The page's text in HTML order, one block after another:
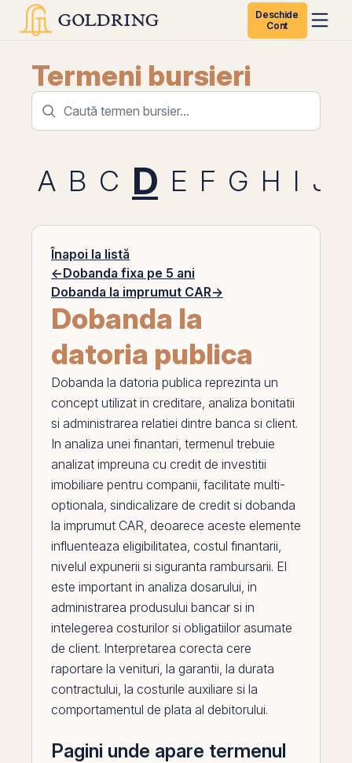
Deschide
Cont
Termeni bursieri
A B C D E F G H I J
Înapoi la listă
←Dobanda fixa pe 5 ani
Dobanda la imprumut CAR→
Dobanda la
datoria publica
Dobanda la datoria publica reprezinta un
concept utilizat in creditare, analiza bonitatii
si administrarea relatiei dintre banca si client.
In analiza unei finantari, termenul trebuie
analizat impreuna cu credit de investitii
imobiliare pentru companii, facilitate multi-
optionala, sindicalizare de credit si dobanda
la imprumut CAR, deoarece aceste elemente
influenteaza eligibilitatea, costul finantarii,
nivelul expunerii si siguranta rambursarii. El
este important in analiza dosarului, in
administrarea produsului bancar si in
intelegerea costurilor si obligatiilor asumate
de client. Interpretarea corecta cere
raportare la venituri, la garantii, la durata
contractului, la costurile auxiliare si la
comportamentul de plata al debitorului.
Pagini unde apare termenul